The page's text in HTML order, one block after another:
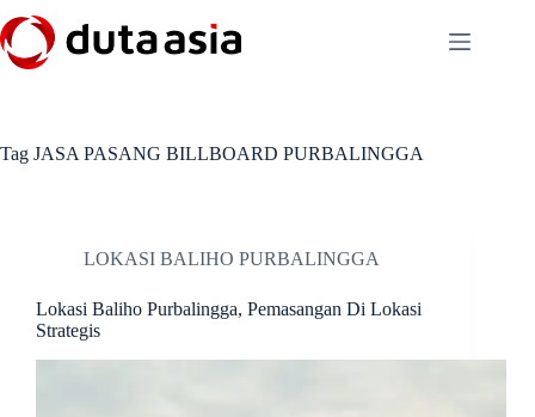
to
content
Tag JASA PASANG BILLBOARD PURBALINGGA
LOKASI BALIHO PURBALINGGA
Lokasi Baliho Purbalingga, Pemasangan Di Lokasi
Strategis